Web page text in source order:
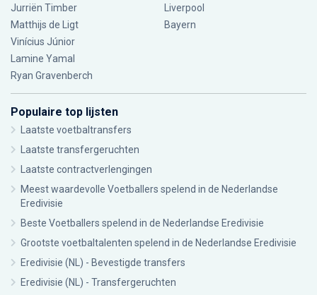
Jurriën Timber
Matthijs de Ligt
Vinícius Júnior
Lamine Yamal
Ryan Gravenberch
Liverpool
Bayern
Populaire top lijsten
Laatste voetbaltransfers
Laatste transfergeruchten
Laatste contractverlengingen
Meest waardevolle Voetballers spelend in de Nederlandse
Eredivisie
Beste Voetballers spelend in de Nederlandse Eredivisie
Grootste voetbaltalenten spelend in de Nederlandse Eredivisie
Eredivisie (NL) - Bevestigde transfers
Eredivisie (NL) - Transfergeruchten